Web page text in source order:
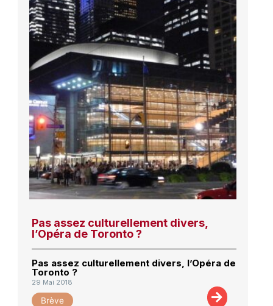
Pas assez culturellement divers,
l’Opéra de Toronto ?
Pas assez culturellement divers, l’Opéra de
Toronto ?
29 Mai 2018
Brève